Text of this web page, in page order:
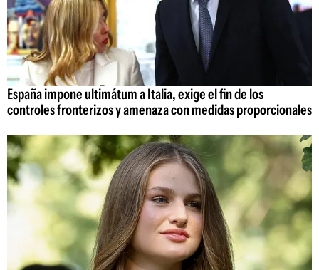
España impone ultimátum a Italia, exige el fin de los
controles fronterizos y amenaza con medidas proporcionales